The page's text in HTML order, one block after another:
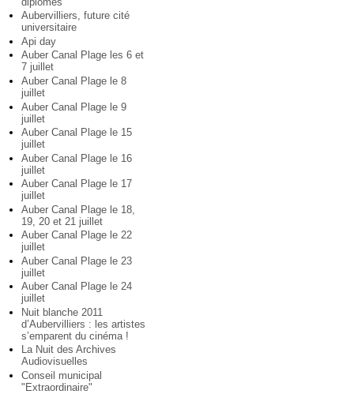
Aubervilliers, future cité
universitaire
Api day
Auber Canal Plage les 6 et
7 juillet
Auber Canal Plage le 8
juillet
Auber Canal Plage le 9
juillet
Auber Canal Plage le 15
juillet
Auber Canal Plage le 16
juillet
Auber Canal Plage le 17
juillet
Auber Canal Plage le 18,
19, 20 et 21 juillet
Auber Canal Plage le 22
juillet
Auber Canal Plage le 23
juillet
Auber Canal Plage le 24
juillet
Nuit blanche 2011
d’Aubervilliers : les artistes
s’emparent du cinéma !
La Nuit des Archives
Audiovisuelles
Conseil municipal
"Extraordinaire"